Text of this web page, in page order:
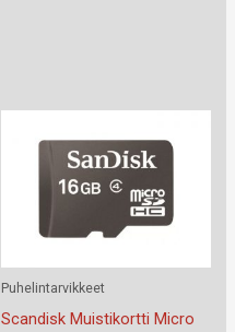
Puhelintarvikkeet
Scandisk Muistikortti Micro